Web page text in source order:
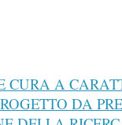
CURA A
DA